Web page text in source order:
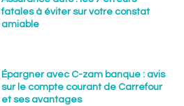
fatales à éviter sur votre constat
amiable
Épargner avec C-zam banque : avis
sur le compte courant de Carrefour
et ses avantages